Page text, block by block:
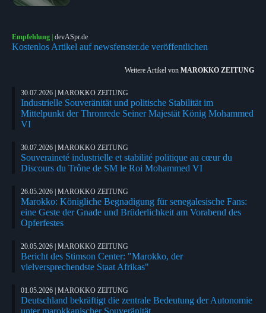
Empfehlung | devASpr.de
Kostenlos Artikel auf newsfenster.de veröffentlichen
Weitere Artikel von MAROKKO ZEITUNG
30.07.2026 | MAROKKO ZEITUNG
Industrielle Souveränität und politische Stabilität im
Mittelpunkt der Thronrede Seiner Majestät König Mohammed
VI
30.07.2026 | MAROKKO ZEITUNG
Souveraineté industrielle et stabilité politique au cœur du
Discours du Trône de SM le Roi Mohammed VI
26.05.2026 | MAROKKO ZEITUNG
Marokko: Königliche Begnadigung für senegalesische Fans:
eine Geste der Gnade und Brüderlichkeit am Vorabend des
Opferfestes
20.05.2026 | MAROKKO ZEITUNG
Bericht des Stimson Center: "Marokko, der
vielversprechendste Staat Afrikas"
01.05.2026 | MAROKKO ZEITUNG
Deutschland bekräftigt die zentrale Bedeutung der Autonomie
unter marokkanischer Souveränität